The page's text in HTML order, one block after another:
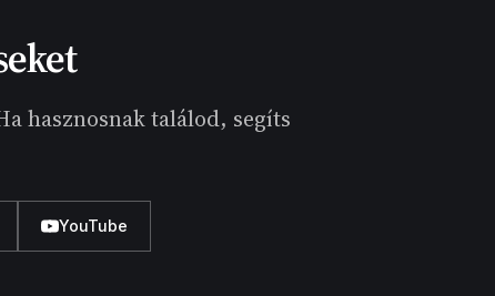
hasznosnak találod, segíts
YouTube